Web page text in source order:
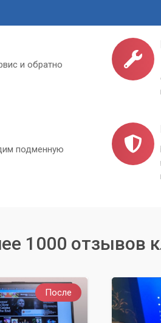
и обратно
подменную
1000 отзывов
После